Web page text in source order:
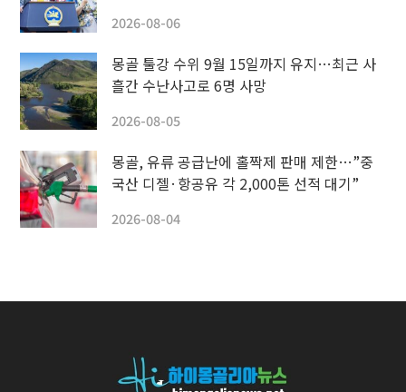
2026-08-06
몽골 툴강 수위 9월 15일까지 유지…최근 사
흘간 수난사고로 6명 사망
2026-08-05
몽골, 유류 공급난에 홀짝제 판매 제한…”중
국산 디젤·항공유 각 2,000톤 선적 대기”
2026-08-04